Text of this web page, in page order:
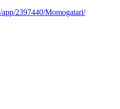
app/2397440/Momogatari/